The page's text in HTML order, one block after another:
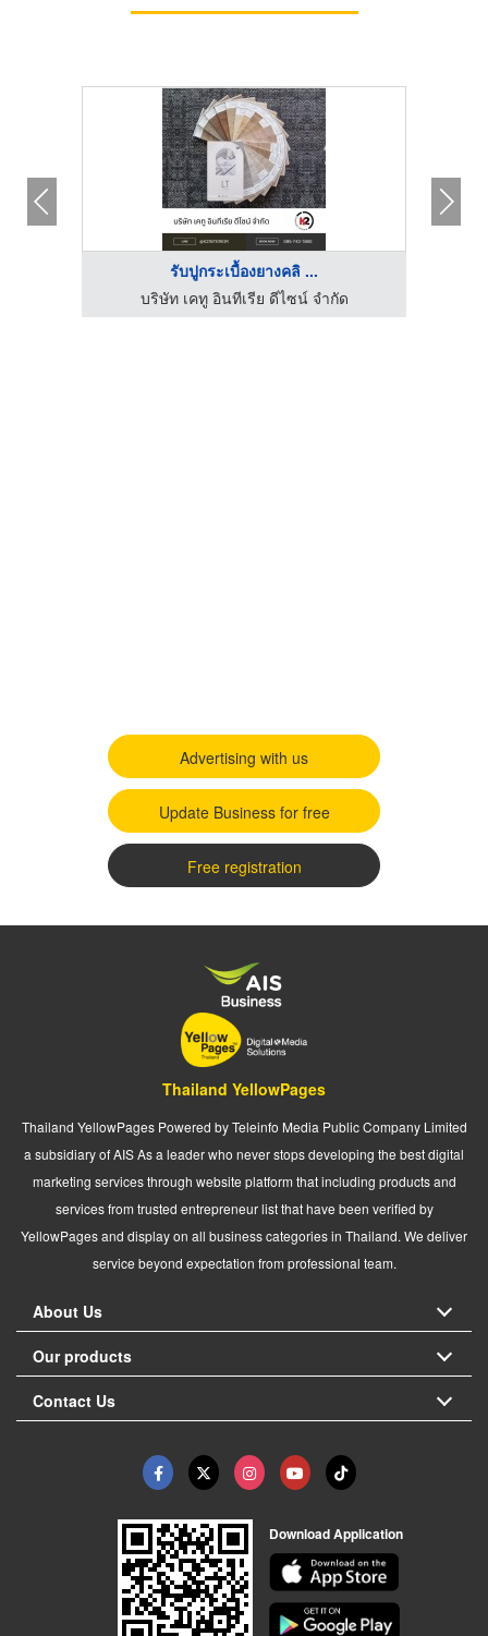
รับปูกระเบื้องยางคลิ ...
บริษัท เคทู อินทีเรีย ดีไซน์ จำกัด
Advertising with us
Update Business for free
Free registration
Thailand YellowPages
Thailand YellowPages Powered by Teleinfo Media Public Company Limited
a subsidiary of AIS As a leader who never stops developing the best digital
marketing services through website platform that including products and
services from trusted entrepreneur list that have been verified by
YellowPages and display on all business categories in Thailand. We deliver
service beyond expectation from professional team.
About Us
Our products
Contact Us
Download Application